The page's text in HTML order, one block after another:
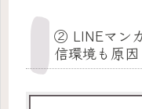
② LINEマン
信環境も原因